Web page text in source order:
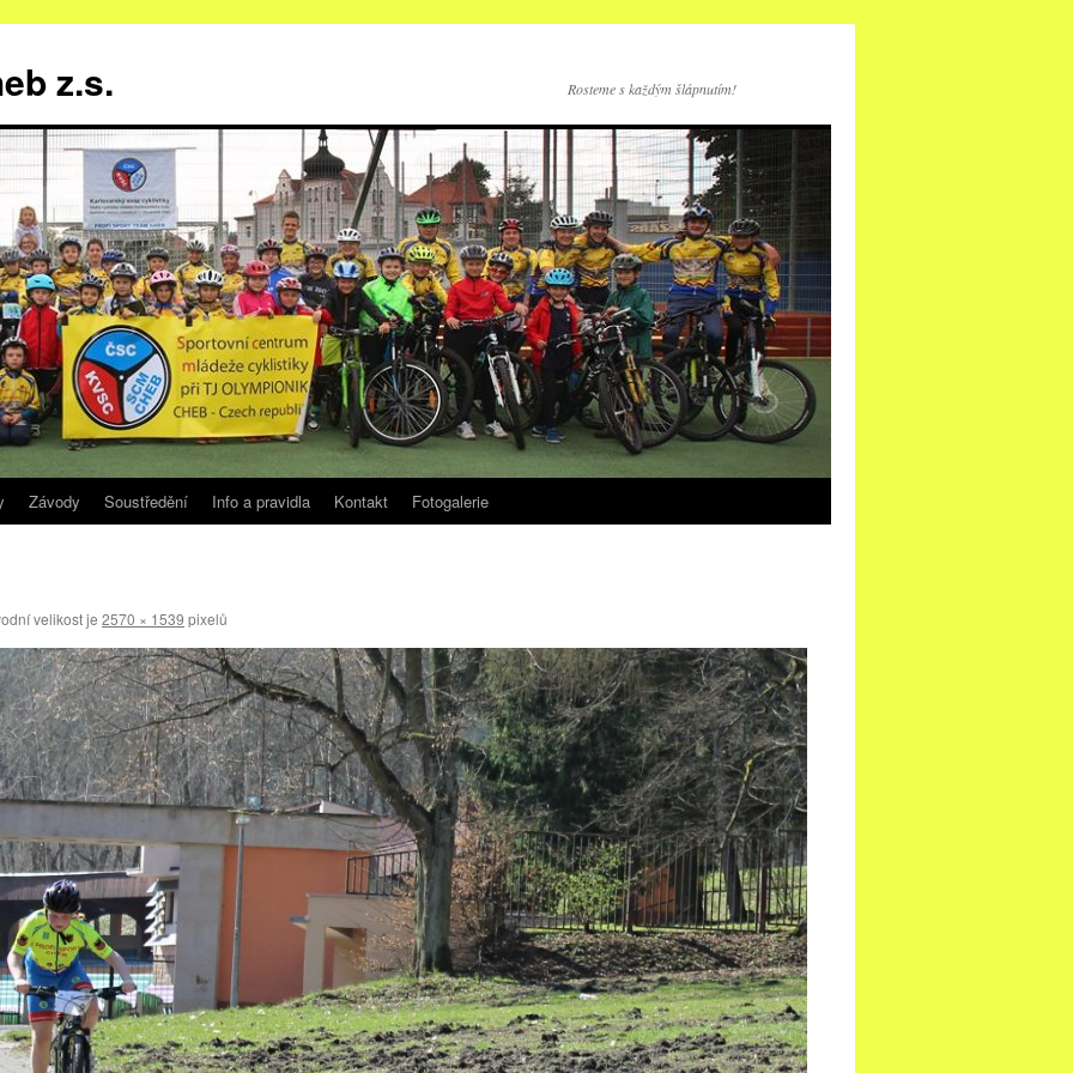
z.s. Rosteme s každým šlápnutím!
Závody Soustředění Info a pravidla Kontakt Fotogalerie
velikost je 2570 × 1539 pixelů